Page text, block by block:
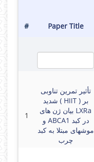
# Paper Title
1
تأثیر تمرین تناوبی
شدید ( HIIT ) بر
بیان ژن های LXRa
و ABCA1 در کبد
موشهای مبتلا به کبد
چرب